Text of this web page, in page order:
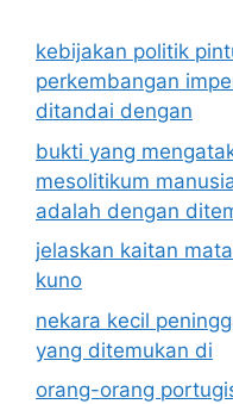
kebijakan politik
perkembangan
ditandai dengan
bukti yang
mesolitikum
adalah dengan
jelaskan kaitan
kuno
nekara kecil
yang ditemukan di
orang-orang